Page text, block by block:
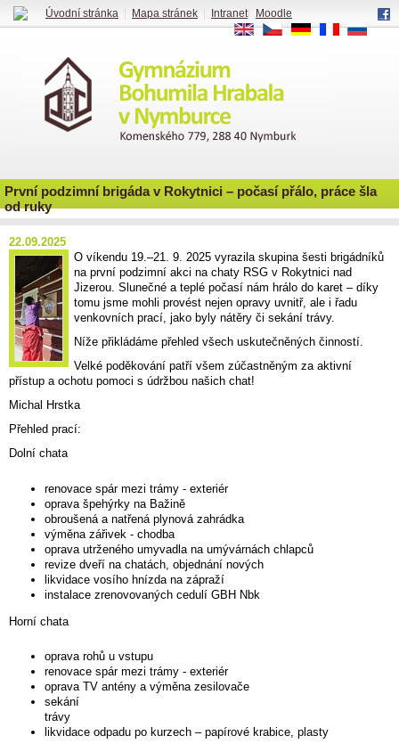
První podzimní brigáda v Rokytnici – počasí přálo, práce šla
od ruky
22.09.2025
O víkendu 19.–21. 9. 2025 vyrazila skupina šesti brigádníků
na první podzimní akci na chaty RSG v Rokytnici nad
Jizerou. Slunečné a teplé počasí nám hrálo do karet – díky
tomu jsme mohli provést nejen opravy uvnitř, ale i řadu
venkovních prací, jako byly nátěry či sekání trávy.
Níže přikládáme přehled všech uskutečněných činností.
Velké poděkování patří všem zúčastněným za aktivní
přístup a ochotu pomoci s údržbou našich chat!
Michal Hrstka
Přehled prací:
Dolní chata
renovace spár mezi trámy - exteriér
oprava špehýrky na Bažině
obroušená a natřená plynová zahrádka
výměna zářivek - chodba
oprava utrženého umyvadla na umývárnách chlapců
revize dveří na chatách, objednání nových
likvidace vosího hnízda na zápraží
instalace zrenovovaných cedulí GBH Nbk
Horní chata
oprava rohů u vstupu
renovace spár mezi trámy - exteriér
oprava TV antény a výměna zesilovače
sekání
trávy
likvidace odpadu po kurzech – papírové krabice, plasty
Úvodní stránka Mapa stránek Intranet|
Moodle
EN
CS DE FR RU